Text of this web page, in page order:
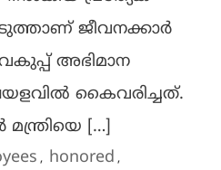
ജീവനക്കാര്‍
അഭിമാന
കൈവരിച്ചത്.
[…]
, honored ,